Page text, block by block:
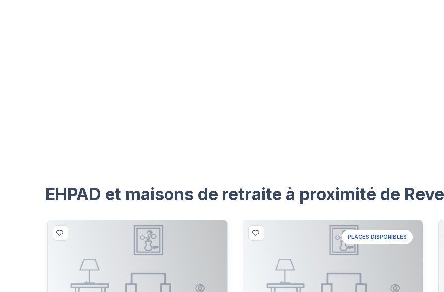
EHPAD et maisons de retraite à proximité de
PLACES DISPONIBLES